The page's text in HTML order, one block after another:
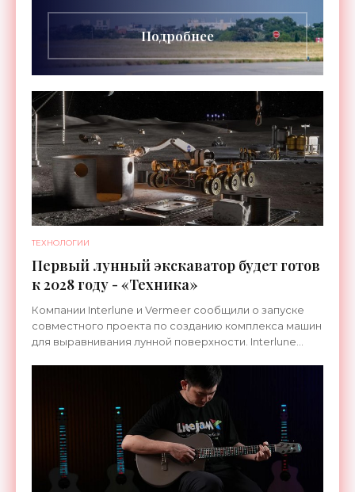
длительностью до 24
Подробнее
ТЕХНОЛОГИИ
Первый лунный экскаватор будет готов
к 2028 году - «Техника»
Компании Interlune и Vermeer сообщили о запуске
совместного проекта по созданию комплекса машин
для выравнивания лунной поверхности. Interlune